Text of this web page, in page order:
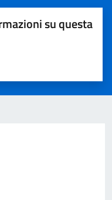
su questa